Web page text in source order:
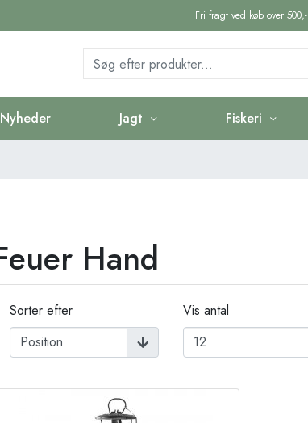
Fri fragt ved køb over 500,-
Nyheder Jagt Fiskeri
Hand
Sorter efter Vis antal